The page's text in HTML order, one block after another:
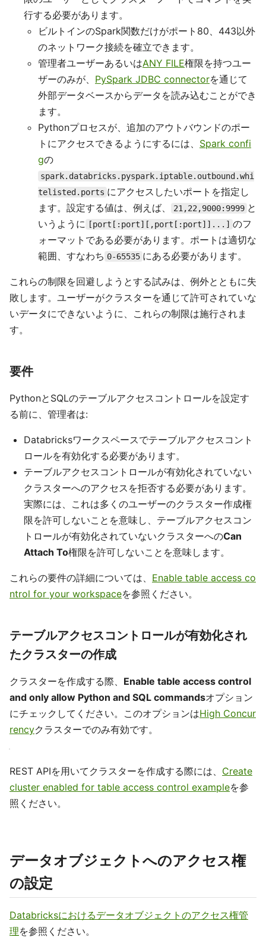
行する必要があります。
ビルトインのSpark関数だけがポート80、443以外
のネットワーク接続を確立できます。
管理者ユーザーあるいはANY FILE権限を持つユー
ザーのみが、 PySpark JDBC connectorを通じて
外部データベースからデータを読み込むことができ
ます。
Pythonプロセスが、追加のアウトバウンドのポー
トにアクセスできるようにするには、 Spark confi
gの
spark.databricks.pyspark.iptable.outbound.whi
telisted.ports にアクセスしたいポートを指定し
ます。設定する値は、例えば、
21,22,9000:9999 と
いうように [port[:port][,port[:port]]...] のフ
ォーマットである必要があります。ポートは適切な
範囲、すなわち 0-65535 にある必要があります。
これらの制限を回避しようとする試みは、例外とともに失
敗します。ユーザーがクラスターを通じて許可されていな
いデータにできないように、これらの制限は施行されま
す。
要件
PythonとSQLのテーブルアクセスコントロールを設定す
る前に、管理者は:
Databricksワークスペースでテーブルアクセスコント
ロールを有効化する必要があります。
テーブルアクセスコントロールが有効化されていない
クラスターへのアクセスを拒否する必要があります。
実際には、これは多くのユーザーのクラスター作成権
限を許可しないことを意味し、テーブルアクセスコン
トロールが有効化されていないクラスターへのCan
Attach To権限を許可しないことを意味します。
これらの要件の詳細については、 Enable table access co
ntrol for your workspaceを参照ください。
テーブルアクセスコントロールが有効化され
たクラスターの作成
クラスターを作成する際、 Enable table access control
and only allow Python and SQL commandsオプション
にチェックしてください。このオプションはHigh Concur
rencyクラスターでのみ有効です。
REST APIを用いてクラスターを作成する際には、 Create
cluster enabled for table access control exampleを参
照ください。
データオブジェクトへのアクセス権
の設定
Databricksにおけるデータオブジェクトのアクセス権管
理を参照ください。